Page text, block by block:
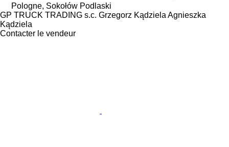
Pologne, Sokołów Podlaski
GP TRUCK TRADING s.c. Grzegorz Kądziela Agnieszka
Kądziela
Contacter le vendeur